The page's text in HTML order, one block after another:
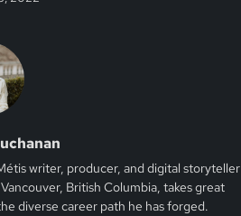
writer, producer, and digital storyteller
British Columbia, takes great
diverse career path he has forged.